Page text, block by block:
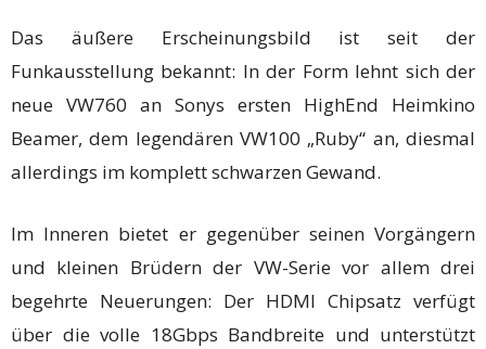
Das äußere Erscheinungsbild ist seit der
Funkausstellung bekannt: In der Form lehnt sich der
neue VW760 an Sonys ersten HighEnd Heimkino
Beamer, dem legendären VW100 „Ruby“ an, diesmal
allerdings im komplett schwarzen Gewand.
Im Inneren bietet er gegenüber seinen Vorgängern
und kleinen Brüdern der VW-Serie vor allem drei
begehrte Neuerungen: Der HDMI Chipsatz verfügt
über die volle 18Gbps Bandbreite und unterstützt